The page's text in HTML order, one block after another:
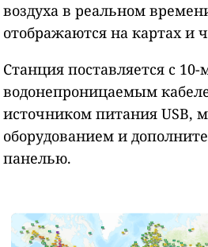
воздуха в реальном
отображаются на картах и
Станция поставляется с
водонепроницаемым
источником питания USB,
оборудованием и
панелью.